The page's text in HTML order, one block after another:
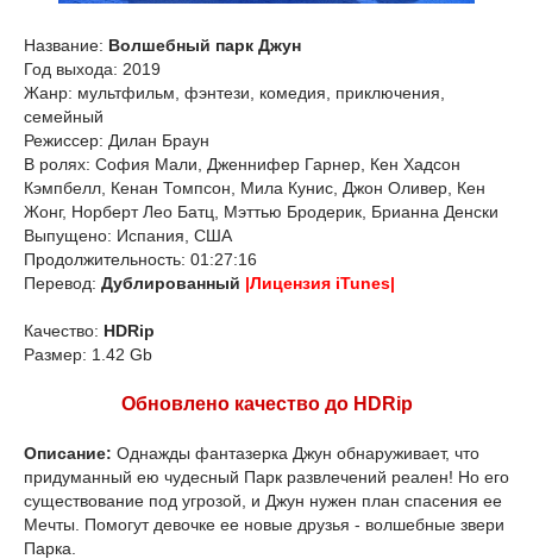
Название: Волшебный парк Джун
Год выхода: 2019
Жанр: мультфильм, фэнтези, комедия, приключения,
семейный
Режиссер: Дилан Браун
В ролях: София Мали, Дженнифер Гарнер, Кен Хадсон
Кэмпбелл, Кенан Томпсон, Мила Кунис, Джон Оливер, Кен
Жонг, Норберт Лео Батц, Мэттью Бродерик, Брианна Денски
Выпущено: Испания, США
Продолжительность: 01:27:16
Перевод: Дублированный |Лицензия iTunes|
Качество: HDRip
Размер: 1.42 Gb
Обновлено качество до HDRip
Описание: Однажды фантазерка Джун обнаруживает, что
придуманный ею чудесный Парк развлечений реален! Но его
существование под угрозой, и Джун нужен план спасения ее
Мечты. Помогут девочке ее новые друзья - волшебные звери
Парка.